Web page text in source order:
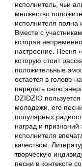
исполнитель, чьи
множество
исполнителя полна
Вместе с
которая
настроение. Песня
которую стоит
положительные
остается в голове
передать свою
DZIDZIO
молодежи, его
популярных
наград и признаний
исполнителя
качеством.
творческую
песни в контексте